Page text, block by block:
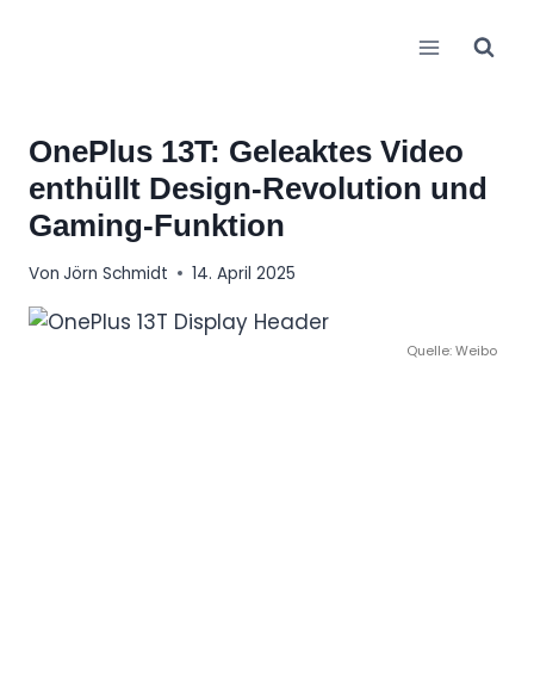
OnePlus 13T: Geleaktes Video
enthüllt Design-Revolution und
Gaming-Funktion
Von Jörn Schmidt 14. April 2025
Quelle: Weibo